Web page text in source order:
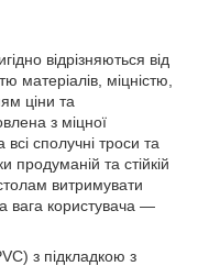
відрізняються від
матеріалів, міцністю,
ціни та
з міцної
сполучні троси та
продуманій та стійкій
витримувати
вага користувача —
з підкладкою з